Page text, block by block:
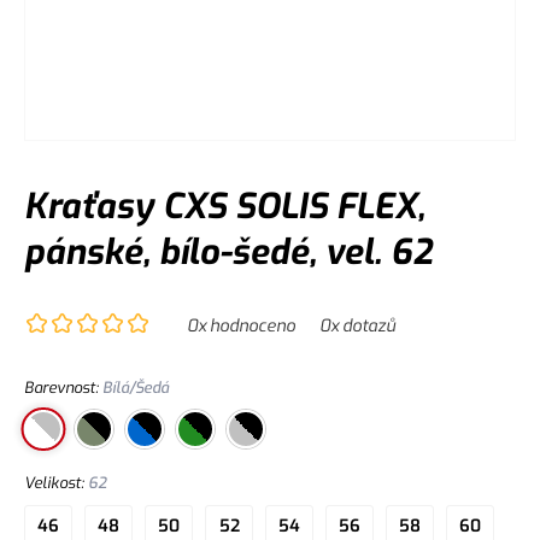
Kraťasy CXS SOLIS FLEX,
pánské, bílo-šedé, vel. 62
0x hodnoceno 0x dotazů
Barevnost: Bílá/Šedá
Velikost: 62
46 48 50 52 54 56 58 60